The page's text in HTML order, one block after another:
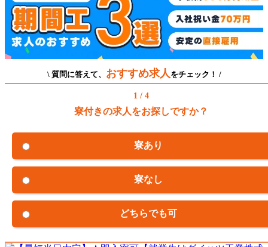
\ 質問に答えて、 おすすめ求人 をチェック！ /
1 / 4
寮付きの求人をお探しですか？
寮あり
寮なし
どちらでも可